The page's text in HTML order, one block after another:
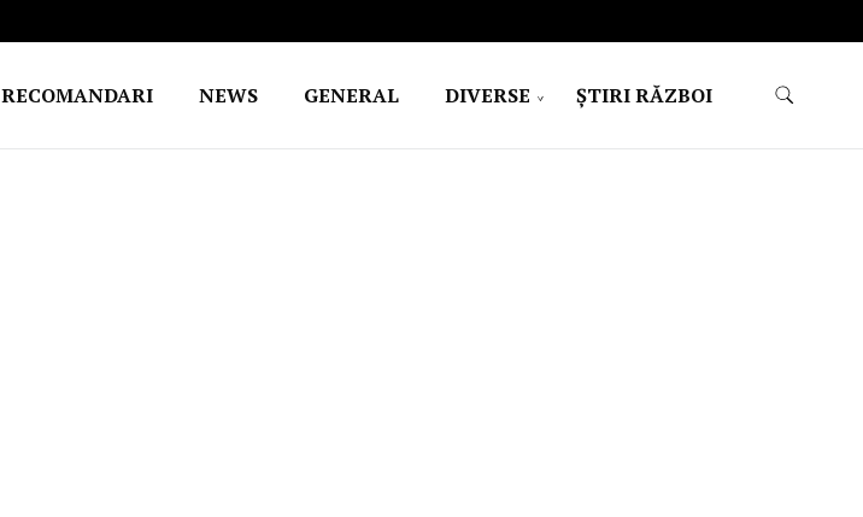
RECOMANDARI NEWS GENERAL DIVERSE ŞTIRI RĂZBOI